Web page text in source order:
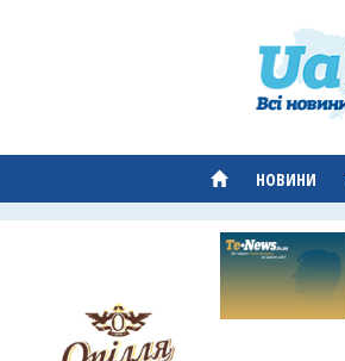
НОВИНИ